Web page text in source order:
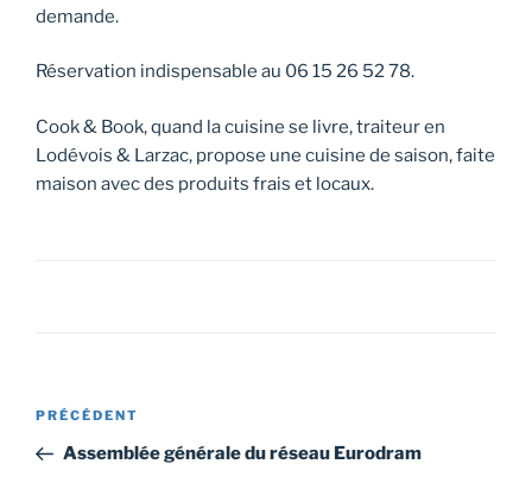
demande.
Réservation indispensable au 06 15 26 52 78.
Cook & Book, quand la cuisine se livre, traiteur en
Lodévois & Larzac, propose une cuisine de saison, faite
maison avec des produits frais et locaux.
Navigation
l’article
Article
précédent
PRÉCÉDENT
Assemblée générale du réseau Eurodram